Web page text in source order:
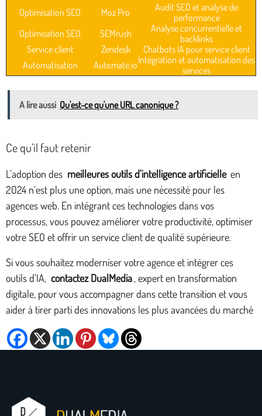
Optimisation SEO
Moz Pro
Audit SEO et analyse de
performance
Optimisation SEO
SEMrush
Analyse concurrentielle et
backlinks
Service client
Zendesk
Chatbots IA pour service client
Automatisation
Automate.ioIntégration et automatisation des
services
A lire aussi Qu'est-ce qu'une URL canonique ?
Ce qu’il faut retenir
L’adoption des meilleures outils d’intelligence artificielle en
2024 n’est plus une option, mais une nécessité pour les
agences web. En intégrant ces technologies dans vos
processus, vous pouvez améliorer votre productivité, optimiser
votre SEO et offrir un service client de qualité supérieure.
Si vous souhaitez moderniser votre agence et intégrer ces
outils d’IA, contactez DualMedia , expert en transformation
digitale, pour vous accompagner dans cette transition et vous
aider à tirer parti des innovations les plus avancées du marché